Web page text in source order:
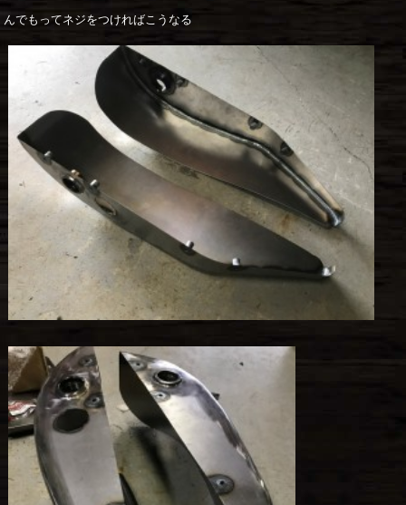
んでもってネジをつければこうなる